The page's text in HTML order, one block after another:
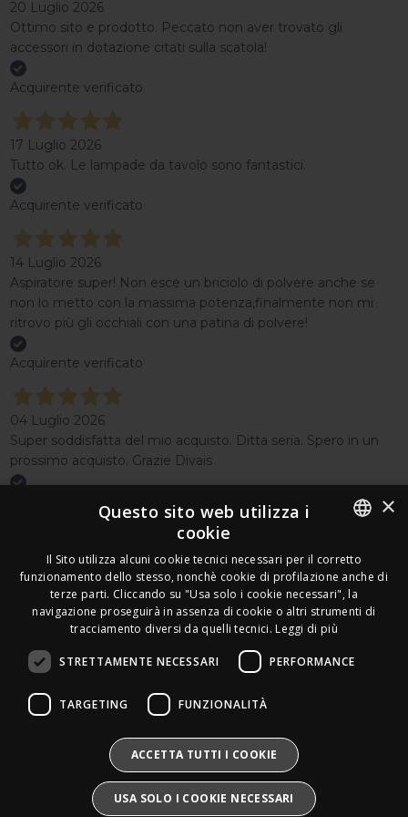
20 Luglio 2026
Ottimo sito e prodotto. Peccato non aver trovato gli
accessori in dotazione citati sulla scatola!
Acquirente verificato
17 Luglio 2026
Tutto ok. Le lampade da tavolo sono fantastici.
Acquirente verificato
14 Luglio 2026
Aspiratore super! Non esce un briciolo di polvere anche se
non lo metto con la massima potenza,finalmente non mi
ritrovo più gli occhiali con una patina di polvere!
Acquirente verificato
04 Luglio 2026
Super soddisfatta del mio acquisto. Ditta seria. Spero in un
prossimo acquisto. Grazie Divais
Seguici
Newsletter
Leds Electronics di Stabile Dario
Via Annamaria Ortese 33 - 80144 Napoli
Info@divais.it Telefono:08118098352
Pec:ledselectronics@pec.it
Produttore AEE:
IT25020000016865
ITALIAN
FRENCH
GERMAN
ENGLISH
×
Questo sito web utilizza i
cookie
Il Sito utilizza alcuni cookie tecnici necessari per il corretto
funzionamento dello stesso, nonchè cookie di profilazione anche di
terze parti. Cliccando su "Usa solo i cookie necessari", la
navigazione proseguirà in assenza di cookie o altri strumenti di
tracciamento diversi da quelli tecnici. Leggi di più
STRETTAMENTE NECESSARI PERFORMANCE
TARGETING FUNZIONALITÀ
ACCETTA TUTTI I COOKIE
USA SOLO I COOKIE NECESSARI